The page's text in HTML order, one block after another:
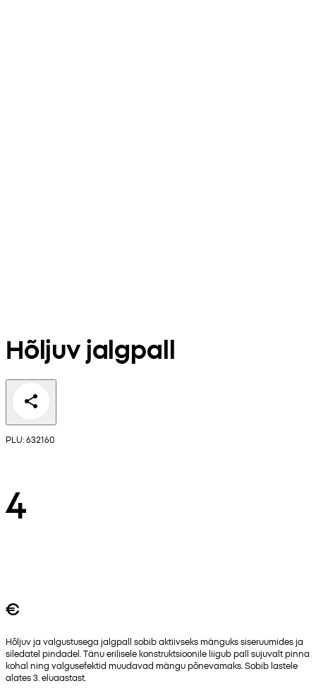
Hõljuv jalgpall
PLU: 632160
4
€
Hõljuv ja valgustusega jalgpall sobib aktiivseks mänguks siseruumides ja
siledatel pindadel. Tänu erilisele konstruktsioonile liigub pall sujuvalt pinna
kohal ning valgusefektid muudavad mängu põnevamaks. Sobib lastele
alates 3. eluaastast.